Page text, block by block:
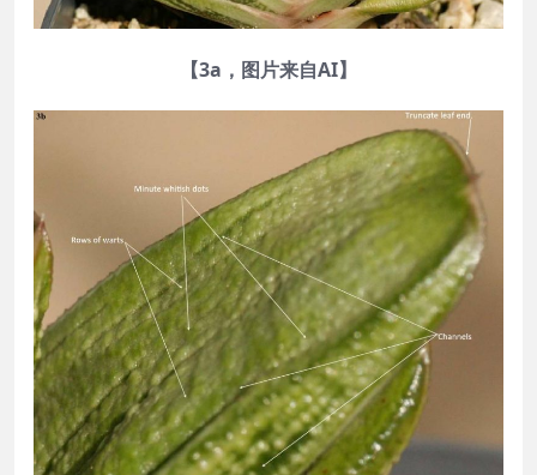
【3a，图片来自AI】